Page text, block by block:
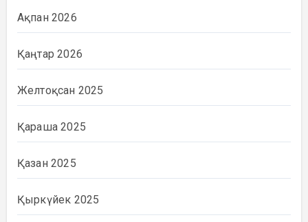
Ақпан 2026
Қаңтар 2026
Желтоқсан 2025
Қараша 2025
Қазан 2025
Қыркүйек 2025